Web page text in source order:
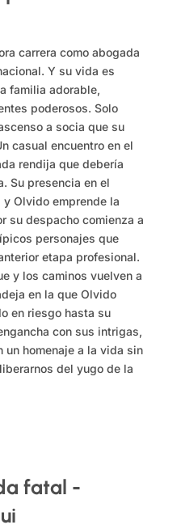
carrera como abogada
Y su vida es
familia adorable,
poderosos. Solo
a socia que su
casual encuentro en el
rendija que debería
Su presencia en el
Olvido emprende la
su despacho comienza a
personajes que
etapa profesional.
y los caminos vuelven a
en la que Olvido
en riesgo hasta su
con sus intrigas,
un homenaje a la vida sin
del yugo de la
fatal -